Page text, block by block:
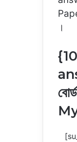
।